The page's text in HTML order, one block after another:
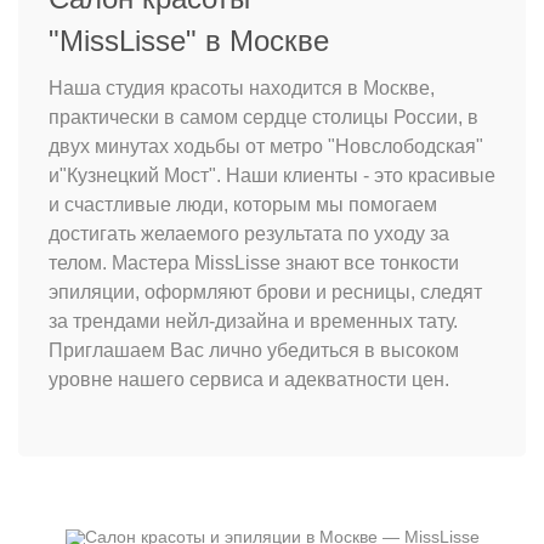
"MissLisse" в Москве
Наша студия красоты находится в Москве,
практически в самом сердце столицы России, в
двух минутах ходьбы от метро "Новслободская"
и"Кузнецкий Мост". Наши клиенты - это красивые
и счастливые люди, которым мы помогаем
достигать желаемого результата по уходу за
телом. Мастера MissLisse знают все тонкости
эпиляции, оформляют брови и ресницы, следят
за трендами нейл-дизайна и временных тату.
Приглашаем Вас лично убедиться в высоком
уровне нашего сервиса и адекватности цен.